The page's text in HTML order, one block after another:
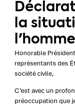
la
Honorable
représentants des
société civile,
C’est avec un
préoccupation que